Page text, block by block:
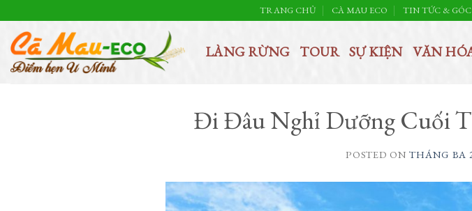
content
TRANG CHỦ CÀ MAU ECO TIN TỨC &
LÀNG RỪNG TOUR SỰ KIỆN VĂN
Đi Đâu Nghỉ Dưỡng Cuối
POSTED ONTHÁNG BA